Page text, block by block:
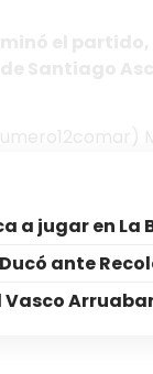
a jugar en La
ante
Vasco